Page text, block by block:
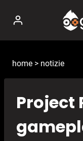
contenuto
home > notizie
Project